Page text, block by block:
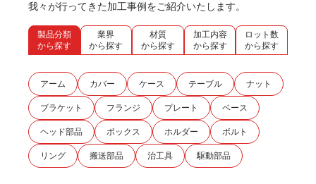
我々が行ってきた加工事例をご紹介いたします。
製品分類
から探す
業界
から探す
材質
から探す
加工内容
から探す
ロット数
から探す
アーム カバー ケース テーブル ナット
ブラケット フランジ プレート ベース
ヘッド部品 ボックス ホルダー ボルト
リング 搬送部品 治工具 駆動部品